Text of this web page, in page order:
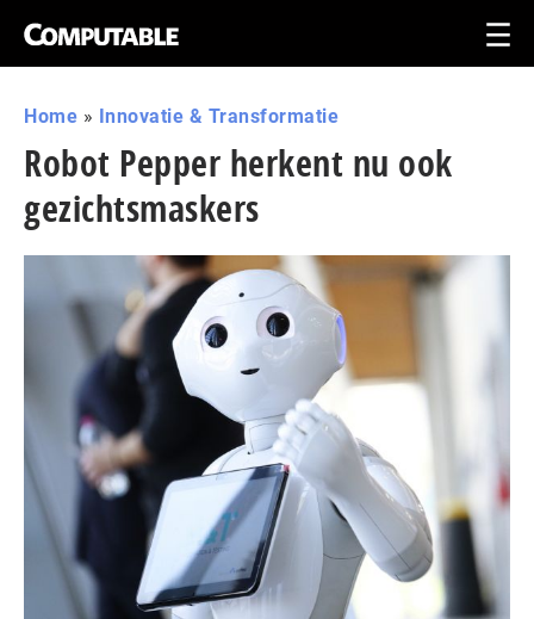
Home » Innovatie & Transformatie
Robot Pepper herkent nu ook
gezichtsmaskers